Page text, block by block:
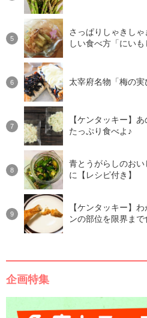
さっぱりしゃきし
しい食べ方「にいも
太宰府名物「梅の
【ケンタッキー】
たっぷり食べよ♪
青とうがらしのお
に【レシピ付き】
【ケンタッキー】
ンの部位を限界ま
企画特集